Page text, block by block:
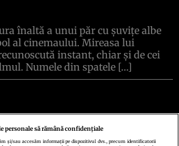
înaltă a unui păr cu șuvițe albe
al cinemaului. Mireasa lui
instant, chiar și de cei
Numele din spatele […]
personale să rămână confidențiale
și/sau accesăm informații pe dispozitivul dvs., precum identificatorii